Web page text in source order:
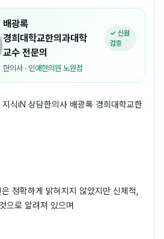
배광록
경희대학교한의과대학
교수전문의
✓ 신원
검증
한의사 · 인애한의원 노원점
식iN 상담한의사 배광록 경희대학교한
정확하게 밝혀지지 않았지만 신체적,
으로 알려져 있으며